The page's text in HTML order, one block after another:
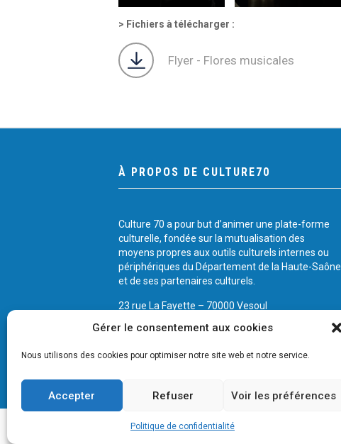
Gérer le consentement aux cookies
Nous utilisons des cookies pour optimiser notre site web et notre service.
Accepter Refuser Voir les préférences
Politique de confidentialité
Fichiers à télécharger :
Flyer - Flores musicales
À PROPOS DE CULTURE70
Culture 70 a pour but d’animer une plate-forme
culturelle, fondée sur la mutualisation des
moyens propres aux outils culturels internes ou
périphériques du Département de la Haute-Saône
et de ses partenaires culturels.
23 rue La Fayette – 70000 Vesoul
Cliquez ici pour nous contacter
© 2026 CULTURE 70 -Mentions légales